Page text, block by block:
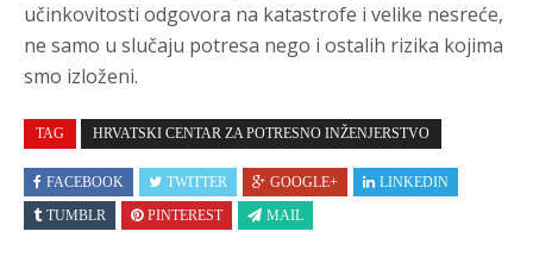
učinkovitosti odgovora na katastrofe i velike nesreće,
ne samo u slučaju potresa nego i ostalih rizika kojima
smo izloženi.
TAG HRVATSKI CENTAR ZA POTRESNO INŽENJERSTVO
FACEBOOK TWITTER GOOGLE+
LINKEDIN
TUMBLR
PINTEREST MAIL